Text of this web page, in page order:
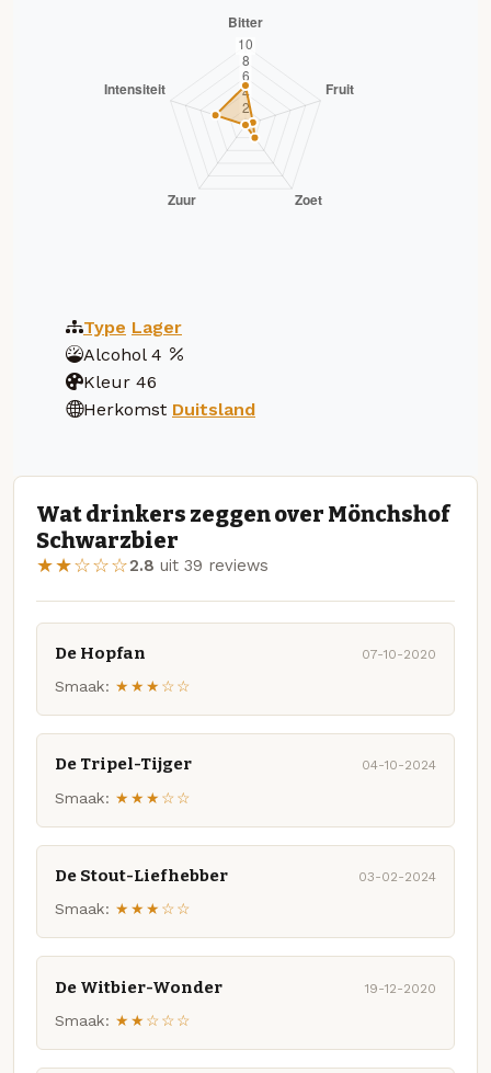
Type Lager
Alcohol 4
Kleur 46
Herkomst Duitsland
Wat drinkers zeggen over Mönchshof
Schwarzbier
★★☆☆☆2.8 uit 39 reviews
De Hopfan 07-10-2020
Smaak: ★★★☆☆
De Tripel-Tijger 04-10-2024
Smaak: ★★★☆☆
De Stout-Liefhebber 03-02-2024
Smaak: ★★★☆☆
De Witbier-Wonder 19-12-2020
Smaak: ★★☆☆☆